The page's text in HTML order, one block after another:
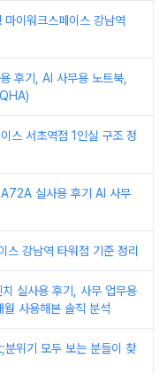
이워크스페이스 강남역
후기, AI 사무용 노트북,
스 서초역점 1인실 구조 정
실사용 후기 AI 사무
스 강남역 타워점 기준 정리
실사용 후기, 사무 업무용
사용해본 솔직 분석
위기 모두 보는 분들이 찾